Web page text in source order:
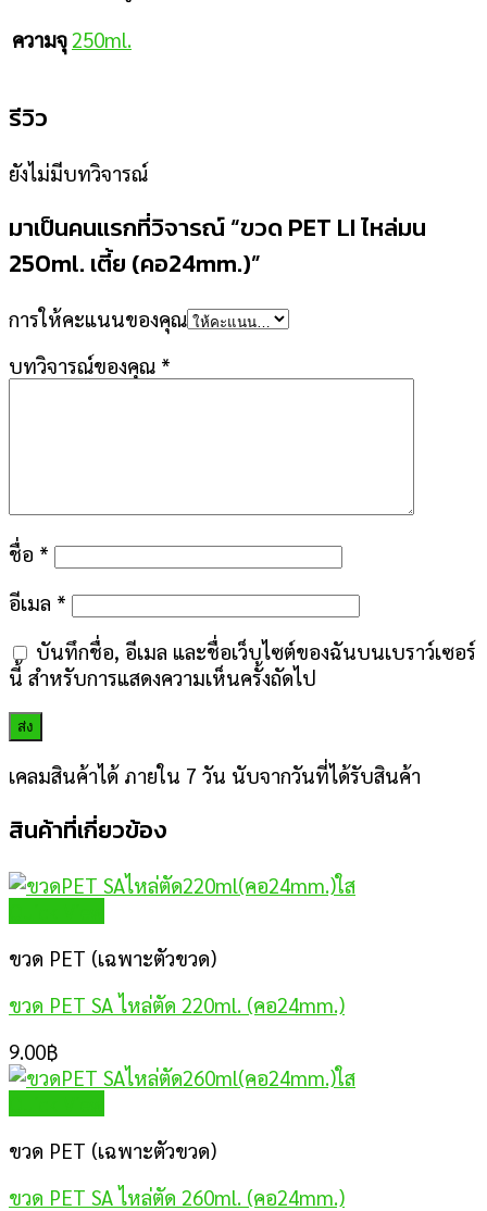
ความจุ 250ml.
รีวิว
ยังไม่มีบทวิจารณ์
มาเป็นคนแรกที่วิจารณ์ “ขวด PET LI ไหล่มน
250ml. เตี้ย (คอ24mm.)”
การให้คะแนนของคุณ
บทวิจารณ์ของคุณ *
ชื่อ *
อีเมล *
บันทึกชื่อ, อีเมล และชื่อเว็บไซต์ของฉันบนเบราว์เซอร์
นี้ สำหรับการแสดงความเห็นครั้งถัดไป
เคลมสินค้าได้ ภายใน 7 วัน นับจากวันที่ได้รับสินค้า
สินค้าที่เกี่ยวข้อง
ขวด PET (เฉพาะตัวขวด)
ขวด PET SA ไหล่ตัด 220ml. (คอ24mm.)
9.00฿
ขวด PET (เฉพาะตัวขวด)
ขวด PET SA ไหล่ตัด 260ml. (คอ24mm.)